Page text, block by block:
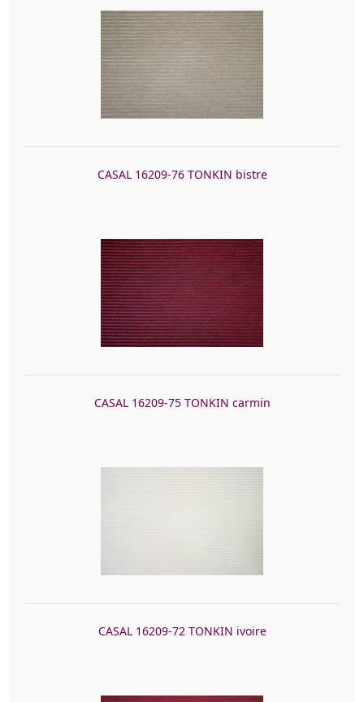
CASAL 16209-76 TONKIN bistre
CASAL 16209-75 TONKIN carmin
CASAL 16209-72 TONKIN ivoire